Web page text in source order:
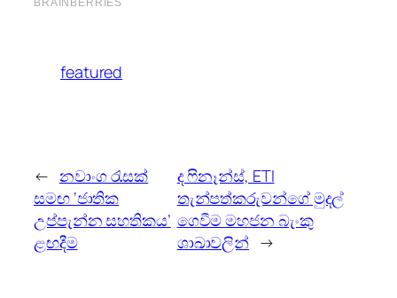
featured
← නවාංග රැසක්
සමඟ ‘ජාතික
උප්පැන්න සහතිකය’
ළඟදීම
ද ෆිනෑන්ස්, ETI
තැන්පත්කරුවන්ගේ මුදල්
ගෙවීම මහජන බැංකු
ශාඛාවලින් →